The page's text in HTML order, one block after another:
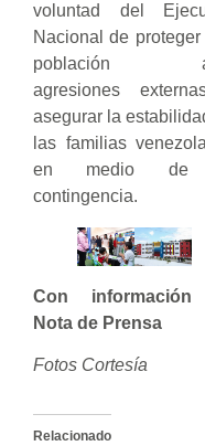
voluntad del
Nacional de proteger
población
agresiones
asegurar la
las familias
en medio
contingencia.
Con
Nota de Prensa
Fotos Cortesía
Relacionado